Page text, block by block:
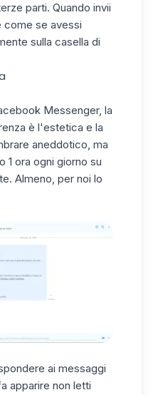
parti. Quando invii
come se avessi
sulla casella di
Messenger, la
è l'estetica e la
aneddotico, ma
1 ora ogni giorno su
Almeno, per noi lo
ai messaggi
apparire non letti